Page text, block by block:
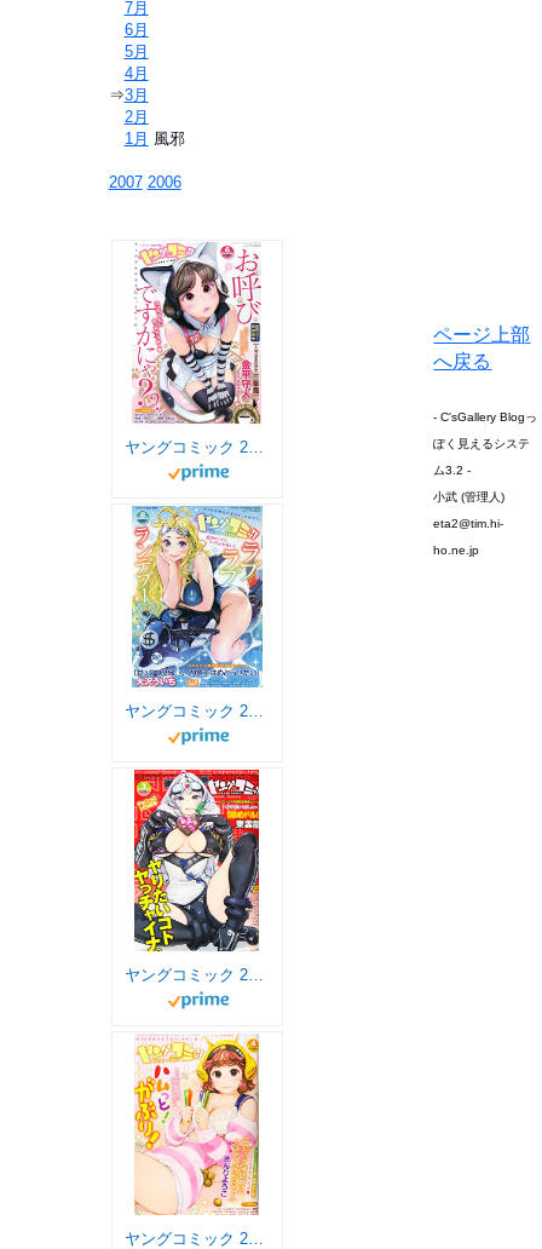
7月
6月
5月
4月
⇒3月
2月
1月 風邪
2007 2006
ヤングコミック 2020年 06 月号 [雑誌]
ヤングコミック 2020年 08 月号 [雑誌]
ヤングコミック 2020年 03 月号 [雑誌]
ヤングコミック 2020年 04 月号 [雑誌]
ページ上部
へ戻る
- C'sGallery Blogっ
ぽく見えるシステ
ム3.2 -
小武 (管理人)
eta2@tim.hi-
ho.ne.jp